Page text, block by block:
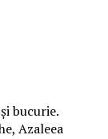
bucurie.
Azaleea